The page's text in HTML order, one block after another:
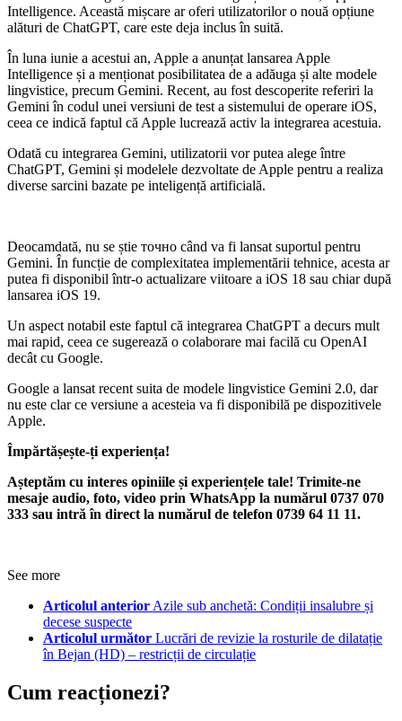
Intelligence. Această mișcare ar oferi utilizatorilor o nouă opțiune
alături de ChatGPT, care este deja inclus în suită.
În luna iunie a acestui an, Apple a anunțat lansarea Apple
Intelligence și a menționat posibilitatea de a adăuga și alte modele
lingvistice, precum Gemini. Recent, au fost descoperite referiri la
Gemini în codul unei versiuni de test a sistemului de operare iOS,
ceea ce indică faptul că Apple lucrează activ la integrarea acestuia.
Odată cu integrarea Gemini, utilizatorii vor putea alege între
ChatGPT, Gemini și modelele dezvoltate de Apple pentru a realiza
diverse sarcini bazate pe inteligență artificială.
Deocamdată, nu se știe точно când va fi lansat suportul pentru
Gemini. În funcție de complexitatea implementării tehnice, acesta ar
putea fi disponibil într-o actualizare viitoare a iOS 18 sau chiar după
lansarea iOS 19.
Un aspect notabil este faptul că integrarea ChatGPT a decurs mult
mai rapid, ceea ce sugerează o colaborare mai facilă cu OpenAI
decât cu Google.
Google a lansat recent suita de modele lingvistice Gemini 2.0, dar
nu este clar ce versiune a acesteia va fi disponibilă pe dispozitivele
Apple.
Împărtășește-ți experiența!
Așteptăm cu interes opiniile și experiențele tale! Trimite-ne
mesaje audio, foto, video prin WhatsApp la numărul 0737 070
333 sau intră în direct la numărul de telefon 0739 64 11 11.
See more
Articolul anterior Azile sub anchetă: Condiții insalubre și
decese suspecte
Articolul următor Lucrări de revizie la rosturile de dilatație
în Bejan (HD) – restricții de circulație
Cum reacționezi?